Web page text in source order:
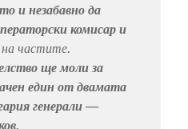
и незабавно да
комисар и
частите.
ще моли за
един от двамата
генерали —
.